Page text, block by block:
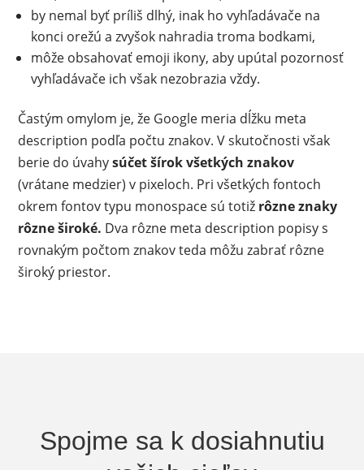
by nemal byť príliš dlhý, inak ho vyhľadávače na
konci orežú a zvyšok nahradia troma bodkami,
môže obsahovať emoji ikony, aby upútal pozornosť
vyhľadávače ich však nezobrazia vždy.
Častým omylom je, že Google meria dĺžku meta
description podľa počtu znakov. V skutočnosti však
berie do úvahysúčet šírok všetkých znakov
(vrátane medzier) v pixeloch. Pri všetkých fontoch
okrem fontov typu monospace sú totiž rôzne znaky
rôzne široké. Dva rôzne meta description popisy s
rovnakým počtom znakov teda môžu zabrať rôzne
široký priestor.
Spojme sa k dosiahnutiu